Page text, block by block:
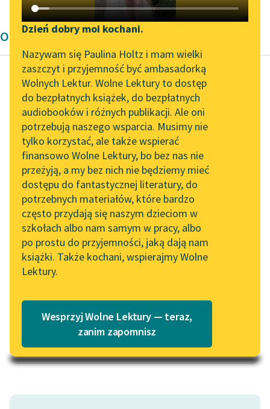
Katalog DAISY
Podkasty o książkach
Zgłoś brak utworu
Aktualności
Zapraszamy na spotkanie
online z tłumaczkami
literatury skandynawskiej
Spotkanie z Katarzyną
Tunkiel w Oslo
Wolne Lektury na 32.
Pol’and’Rock Festivalu
„Kochanek Lady
Chatterley” do słuchania
na Wolnych Lekturach
Nowy audiobook –
„Marzenie o Oriencie”
Lektury szkolne i klasyka
niepełnosprawnościami
Narzędzia
Mapa Wolnych Lektur
Leśmianator
Przewodnik dla piszących i
czytających
API
OAI-PMH
Widget Wolnych Lektur
Przypisy
Katalog w formacie PDF
Dzień dobry moi kochani.
Nazywam się Paulina Holtz i mam wielki
zaszczyt i przyjemność być ambasadorką
Wolnych Lektur. Wolne Lektury to dostęp
do bezpłatnych książek, do bezpłatnych
audiobooków i różnych publikacji. Ale oni
potrzebują naszego wsparcia. Musimy nie
tylko korzystać, ale także wspierać
finansowo Wolne Lektury, bo bez nas nie
przeżyją, a my bez nich nie będziemy mieć
dostępu do fantastycznej literatury, do
potrzebnych materiałów, które bardzo
często przydają się naszym dzieciom w
szkołach albo nam samym w pracy, albo
po prostu do przyjemności, jaką dają nam
książki. Także kochani, wspierajmy Wolne
Lektury.
Wesprzyj Wolne Lektury — teraz,
zanim zapomnisz
Opowiadanie Gabriela Zapolska
Gabriela Zapolska
Koteczek
— Co chcesz do
herbatki, koteczku?
— Cokolwiek!…
— Ale przecież!…
— Coś taniego!…
— Hm!… Zaraz
trzeba...
Czytaj więcej